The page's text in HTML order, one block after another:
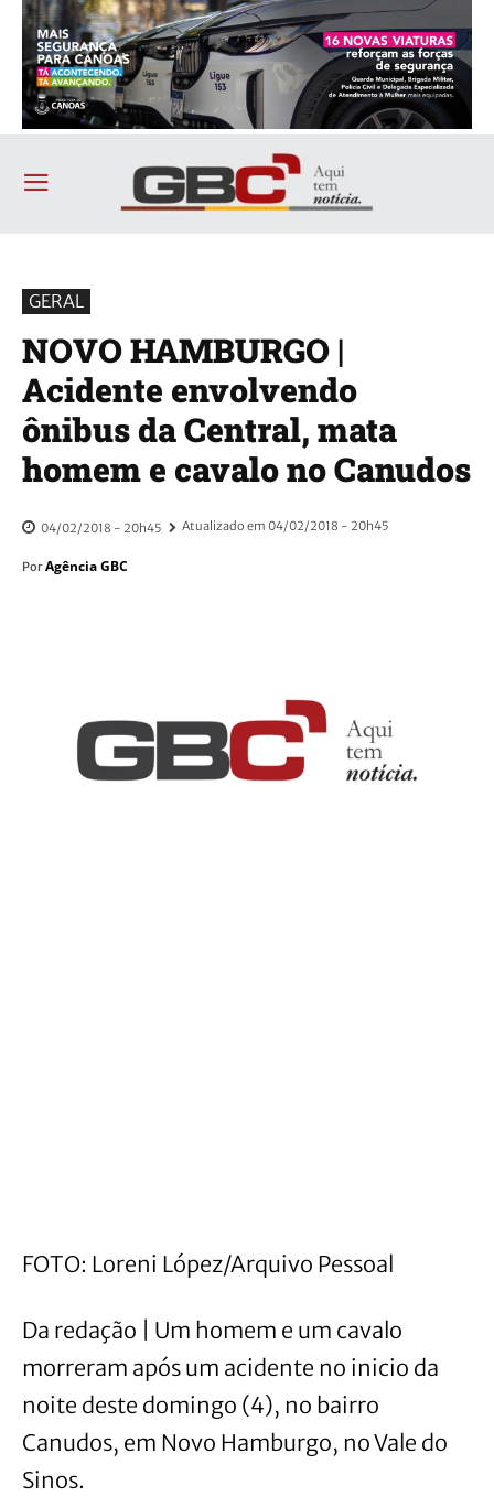
GERAL
NOVO HAMBURGO |
Acidente envolvendo
ônibus da Central, mata
homem e cavalo no Canudos
04/02/2018 - 20h45 Atualizado em 04/02/2018 - 20h45
Por Agência GBC
FOTO: Loreni López/Arquivo Pessoal
Da redação | Um homem e um cavalo
morreram após um acidente no inicio da
noite deste domingo (4), no bairro
Canudos, em Novo Hamburgo, no Vale do
Sinos.